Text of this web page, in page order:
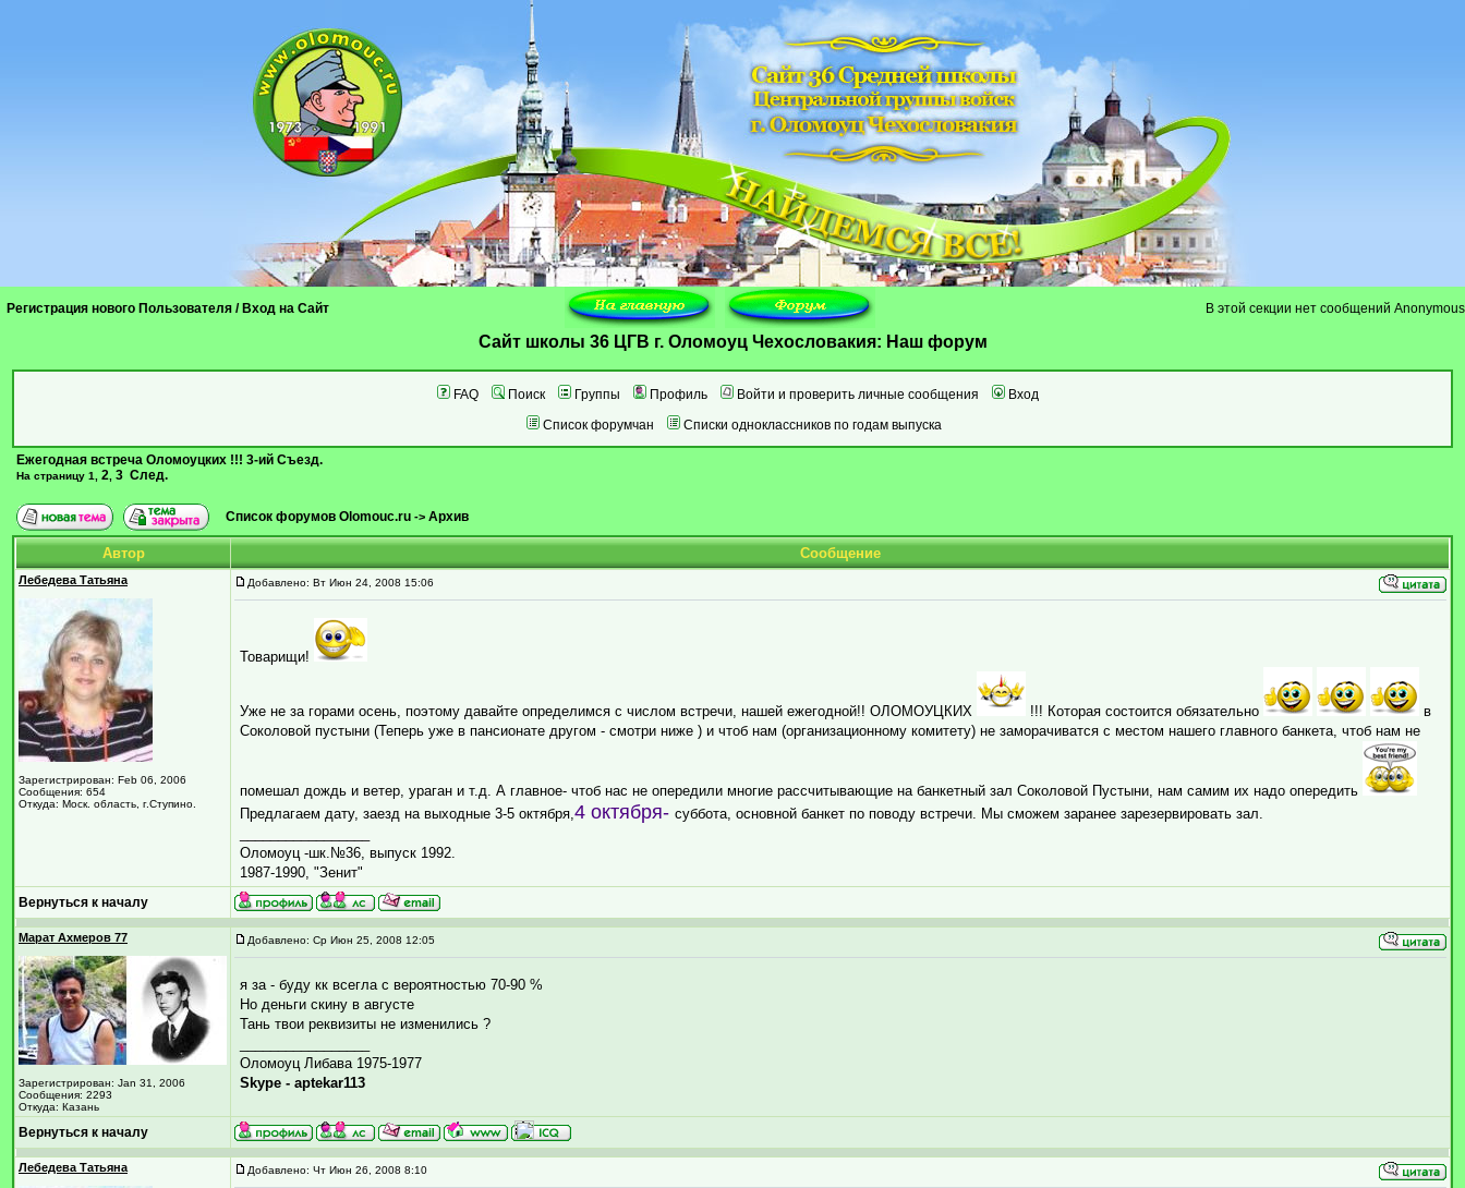
Регистрация нового Пользователя / Вход на Сайт В этой секции нет сообщений Anonymous
Cайт школы 36 ЦГВ г. Оломоуц Чехословакия: Наш форум
FAQ Поиск Группы Профиль Войти и проверить личные сообщения
Вход
Список форумчан
Списки одноклассников по годам выпуска
Ежегодная встреча Оломоуцких !!! 3-ий Съезд.
На страницу 1 2 3 След.
Список форумов Olomouc.ru -> Архив
Автор Сообщение
Лебедева Татьяна
Зарегистрирован: Feb 06, 2006
Сообщения: 654
Откуда: Моск. область, г.Ступино.
Добавлено: Вт Июн 24, 2008 15:06
Товарищи!
Уже не за горами осень, поэтому давайте определимся с числом встречи, нашей ежегодной!! ОЛОМОУЦКИХ !!! Которая состоится обязательно
в
Соколовой пустыни (Теперь уже в пансионате другом - смотри ниже ) и чтоб нам (организационному комитету) не заморачиватся с местом нашего главного банкета, чтоб нам не
помешал дождь и ветер, ураган и т.д. А главное- чтоб нас не опередили многие рассчитывающие на банкетный зал Соколовой Пустыни, нам самим их надо опередить
Предлагаем дату, заезд на выходные 3-5 октября,4 октября- суббота, основной банкет по поводу встречи. Мы сможем заранее зарезервировать зал.
Оломоуц -шк.№36, выпуск 1992.
1987-1990, "Зенит"
Вернуться к началу
Марат Ахмеров 77
Зарегистрирован: Jan 31, 2006
Сообщения: 2293
Откуда: Казань
Добавлено: Ср Июн 25, 2008 12:05
я за - буду кк всегла с вероятностью 70-90 %
Но деньги скину в августе
Тань твои реквизиты не изменились ?
Оломоуц Либава 1975-1977
Skype - aptekar113
Вернуться к началу
Лебедева Татьяна Добавлено: Чт Июн 26, 2008 8:10